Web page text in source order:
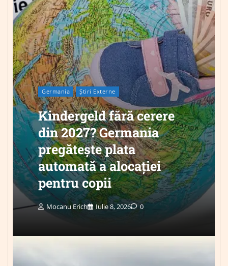
Germania Știri Externe
Kindergeld fără cerere
din 2027? Germania
pregătește plata
automată a alocației
pentru copii
Mocanu Erich Iulie 8, 2026 0